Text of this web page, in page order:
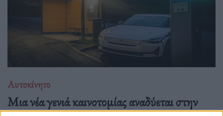
Αυτοκίνητο
Μια νέα γενιά καινοτομίας αναδύεται στην